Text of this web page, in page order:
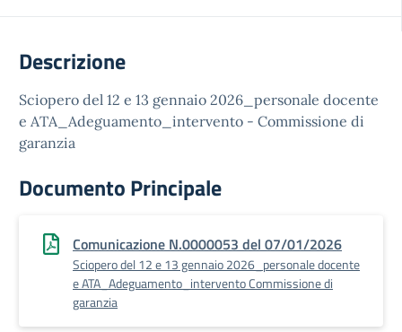
Descrizione
Sciopero del 12 e 13 gennaio 2026_personale docente
e ATA_Adeguamento_intervento - Commissione di
garanzia
Documento Principale
Comunicazione N.0000053 del 07/01/2026
Sciopero del 12 e 13 gennaio 2026_personale docente
e ATA_Adeguamento_intervento Commissione di
garanzia